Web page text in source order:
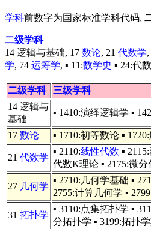
学科前数字为国家标准学科代码,
二级学科
14 逻辑与基础, 17 数论, 21 代数学
学, 74 运筹学, ▪ 11:数学史 ▪ 24:代
二级学科
三级学科
14 逻辑与
基础
▪ 1410:演绎逻辑学 ▪
17 数论 ▪ 1710:初等数论 ▪
21 代数学
▪ 2110:线性代数 ▪
代数K理论 ▪ 2175:微
27 几何学
▪ 2710:几何学基础 ▪
2755:计算几何学 ▪
31 拓扑学
▪ 3110:点集拓扑学 ▪
分拓扑学 ▪ 3199:拓扑